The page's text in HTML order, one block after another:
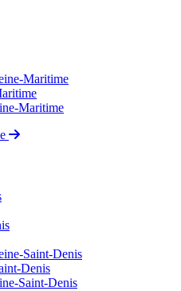
Maritime
Maritime
Saint-Denis
Denis
Saint-Denis